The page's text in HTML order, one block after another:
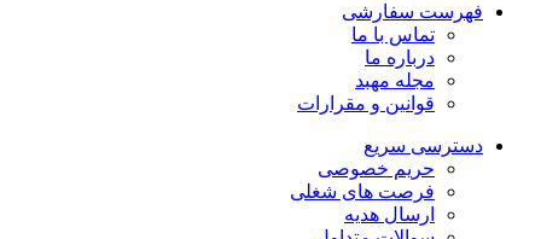
فهرست سفارشی
تماس با ما
درباره ما
مجله مهبد
قوانین و مقرارات
دسترسی سریع
حریم خصوصی
فرصت های شغلی
ارسال هدیه